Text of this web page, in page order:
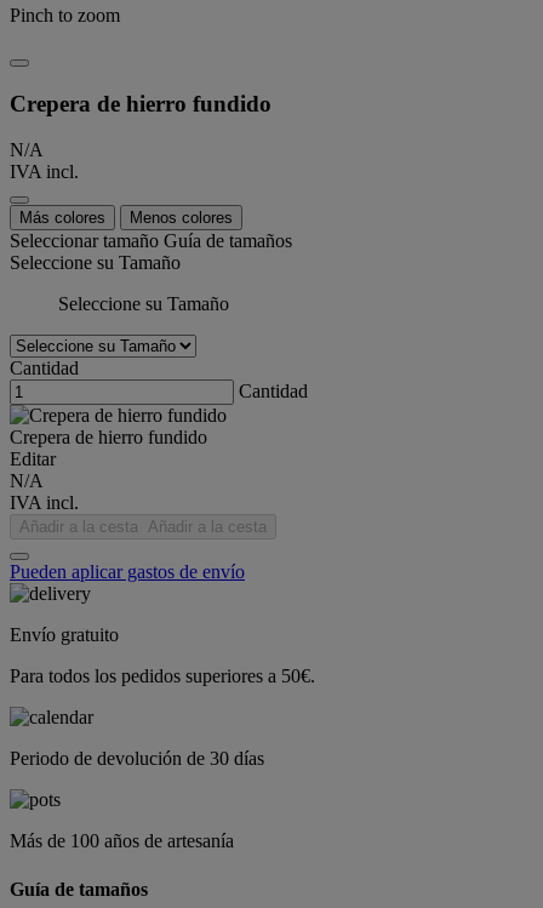
Pinch to zoom
Crepera de hierro fundido
N/A
IVA incl.
Más colores Menos colores
Seleccionar tamaño Guía de tamaños
Seleccione su Tamaño
Seleccione su Tamaño
Cantidad
Cantidad
Crepera de hierro fundido
Editar
N/A
IVA incl.
Añadir a la cesta Añadir a la cesta
Pueden aplicar gastos de envío
Envío gratuito
Para todos los pedidos superiores a 50€.
Periodo de devolución de 30 días
Más de 100 años de artesanía
Guía de tamaños